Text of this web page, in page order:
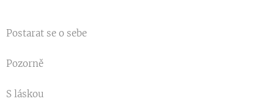
Postarat se o sebe
Pozorně
S láskou